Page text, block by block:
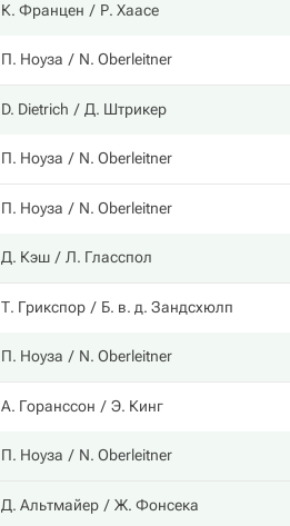
К. Францен Р. Хаасе
П. Ноуза N. Oberleitner
D. Dietrich Д. Штрикер
П. Ноуза N. Oberleitner
П. Ноуза N. Oberleitner
Д. Кэш Л. Гласспол
Т. Грикспор Б. в. д. Зандсхюлп
П. Ноуза N. Oberleitner
А. Горанссон Э. Кинг
П. Ноуза N. Oberleitner
Д. Альтмайер Ж. Фонсека